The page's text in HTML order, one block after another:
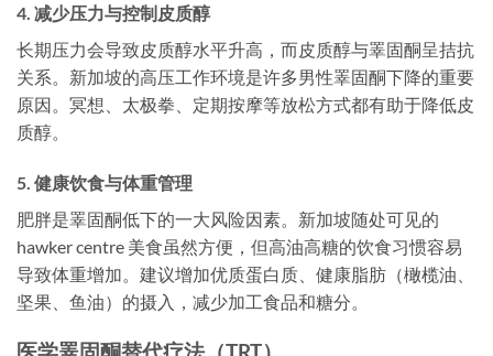
4. 减少压力与控制皮质醇
长期压力会导致皮质醇水平升高，而皮质醇与睪固酮呈拮抗
关系。新加坡的高压工作环境是许多男性睪固酮下降的重要
原因。冥想、太极拳、定期按摩等放松方式都有助于降低皮
质醇。
5. 健康饮食与体重管理
肥胖是睪固酮低下的一大风险因素。新加坡随处可见的
hawker centre 美食虽然方便，但高油高糖的饮食习惯容易
导致体重增加。建议增加优质蛋白质、健康脂肪（橄榄油、
坚果、鱼油）的摄入，减少加工食品和糖分。